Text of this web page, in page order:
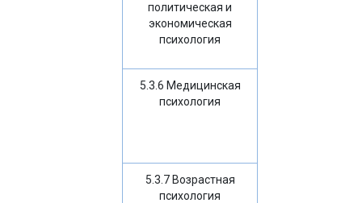
политическая и
экономическая
психология
5.3.6 Медицинская
психология
5.3.7 Возрастная
психология